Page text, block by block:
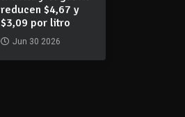
reducen $4,67 y
$3,09 por litro
Jun 30 2026